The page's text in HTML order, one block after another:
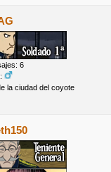
6
la ciudad del coyote